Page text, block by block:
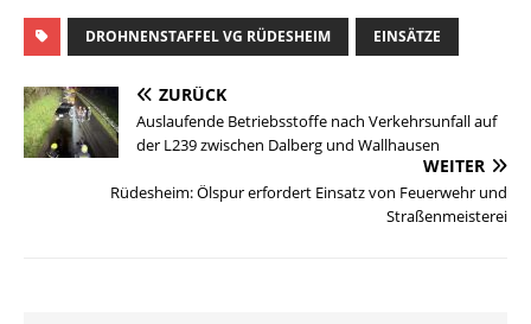
DROHNENSTAFFEL VG RÜDESHEIM EINSÄTZE
ZURÜCK
Auslaufende Betriebsstoffe nach Verkehrsunfall auf
der L239 zwischen Dalberg und Wallhausen
WEITER
Rüdesheim: Ölspur erfordert Einsatz von Feuerwehr und
Straßenmeisterei